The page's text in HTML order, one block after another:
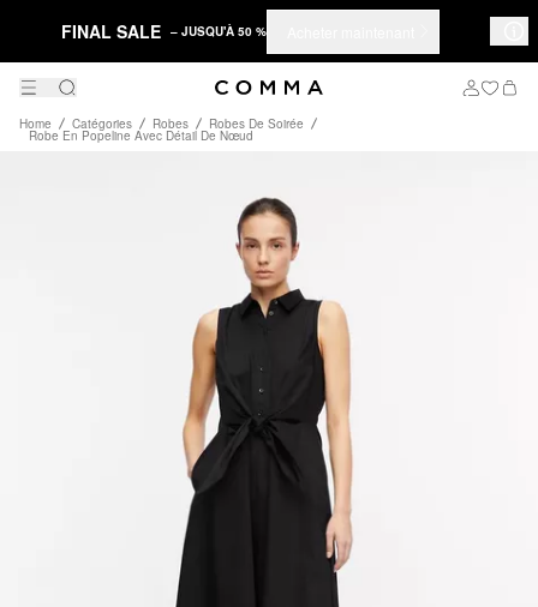
FINAL SALE – JUSQU'À 50 %
Home Catégories Robes Robes De Soirée
Robe En Popeline Avec Détail De Nœud